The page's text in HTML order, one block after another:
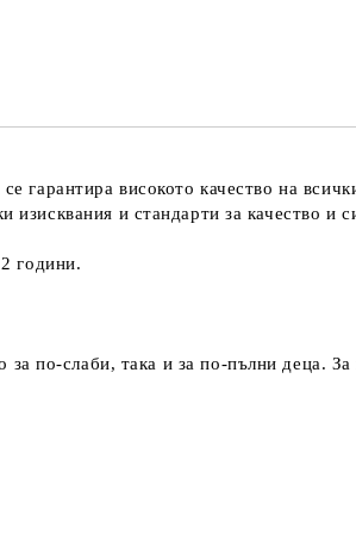
гарантира високото качество на
и стандарти за качество и
години.
за по-слаби, така и за по-пълни деца. За